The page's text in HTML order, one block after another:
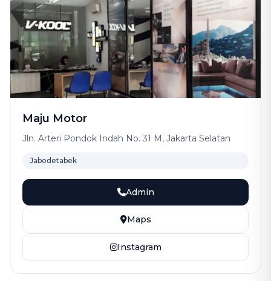
Maju Motor
Jln. Arteri Pondok Indah No. 31 M, Jakarta Selatan
Jabodetabek
Admin
Maps
Instagram